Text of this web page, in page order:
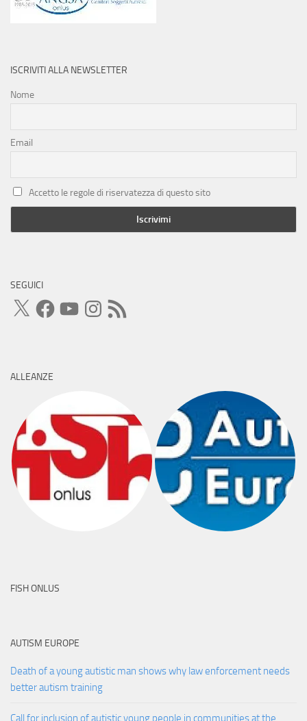
ISCRIVITI ALLA NEWSLETTER
Nome
Email
Accetto le regole di riservatezza di questo sito
SEGUICI
X FacebookYouTubeInstagram
Feed
RSS
ALLEANZE
FISH ONLUS
AUTISM EUROPE
Death of a young autistic man shows why law enforcement needs
better autism training
Call for inclusion of autistic young people in communities at the